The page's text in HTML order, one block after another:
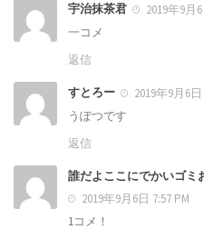
宇治抹茶君
2019年9月
一コメ
返信
すとろー
2019年9月6日
うぽつです
返信
誰だよここにでかいゴミ
2019年9月6日 7:57 PM
1コメ！